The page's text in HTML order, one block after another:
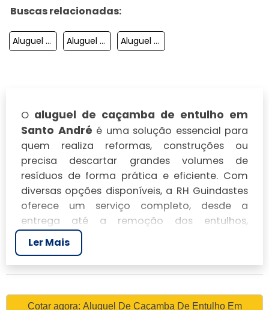
Buscas relacionadas:
Aluguel De Cacamba De Entulho Em Barueri Aluguel De Cacamba De Entulho Em Cajamar Aluguel De Cacamba De Entulho Em Birigui
O aluguel de caçamba de entulho em
Santo André é uma solução essencial para
quem realiza reformas, construções ou
precisa descartar grandes volumes de
resíduos de forma prática e eficiente. Com
diversas opções disponíveis, a RH Guindastes
oferece um serviço completo, desde a
entrega até a remoção dos entulhos,
garantindo um atendimento profissional e
ALUGUEL DE CAÇAMBA DE
ENTULHO EM SANTO
Ler Mais
Cotar agora: Aluguel De Caçamba De Entulho Em